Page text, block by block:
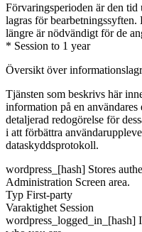
Förvaringsperioden är den tid
lagras för bearbetningssyften.
längre är nödvändigt för de
* Session to 1 year
Översikt över
Tjänsten som beskrivs här
information på en
detaljerad redogörelse för
i att förbättra
dataskyddsprotokoll.
wordpress_[hash] Stores
Administration Screen area.
Typ First-party
Varaktighet Session
wordpress_logged_in_[hash]